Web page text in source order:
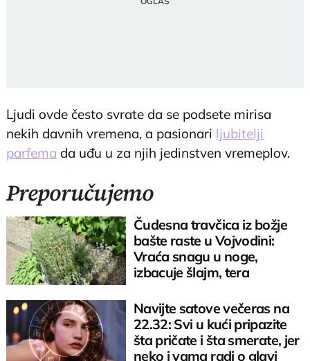
Ljudi ovde često svrate da se podsete mirisa
nekih davnih vremena, a pasionari ljubitelji
parfema da uđu u za njih jedinstven vremeplov.
Preporučujemo
Čudesna travčica iz božje
bašte raste u Vojvodini:
Vraća snagu u noge,
izbacuje šlajm, tera
Navijte satove večeras na
22.32: Svi u kući pripazite
šta pričate i šta smerate, jer
neko i vama radi o glavi